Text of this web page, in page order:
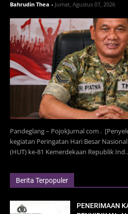
Bahrudin Thea - Jumat, Agustus 07, 2026
Pandeglang – PojokJurnal com .
kegiatan Peringatan Hari Besar
(HUT) ke-81 Kemerdekaan Republik
Berita Terpopuler
PENERIMAAN